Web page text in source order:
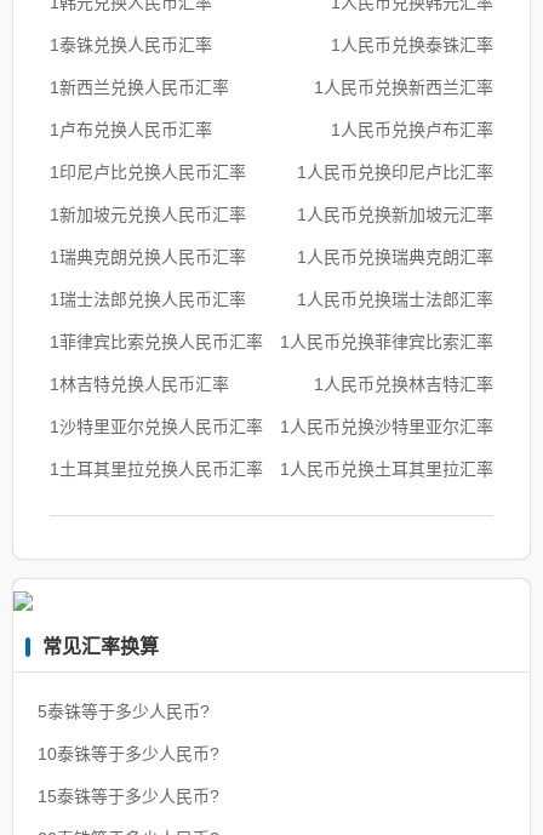
1泰铢兑换人民币汇率 1人民币兑换泰铢汇率
1新西兰兑换人民币汇率 1人民币兑换新西兰汇率
1卢布兑换人民币汇率 1人民币兑换卢布汇率
1印尼卢比兑换人民币汇率 1人民币兑换印尼卢比汇率
1新加坡元兑换人民币汇率 1人民币兑换新加坡元汇率
1瑞典克朗兑换人民币汇率 1人民币兑换瑞典克朗汇率
1瑞士法郎兑换人民币汇率 1人民币兑换瑞士法郎汇率
1菲律宾比索兑换人民币汇率 1人民币兑换菲律宾比索汇率
1林吉特兑换人民币汇率 1人民币兑换林吉特汇率
1沙特里亚尔兑换人民币汇率 1人民币兑换沙特里亚尔汇率
1土耳其里拉兑换人民币汇率 1人民币兑换土耳其里拉汇率
常见汇率换算
5泰铢等于多少人民币?
10泰铢等于多少人民币?
15泰铢等于多少人民币?